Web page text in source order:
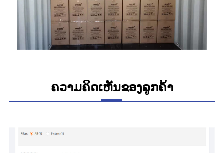
ຄວາມຄິດເຫັນຂອງລູກຄ້າ